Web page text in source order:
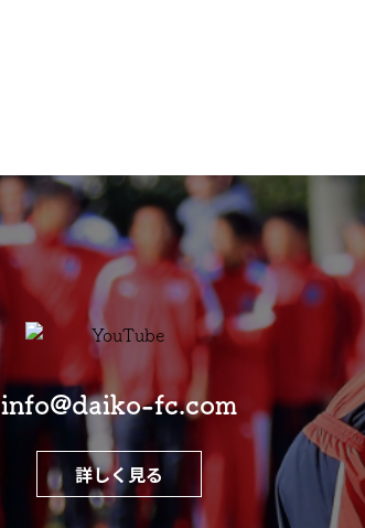
info@daiko-fc.com
詳しく見る